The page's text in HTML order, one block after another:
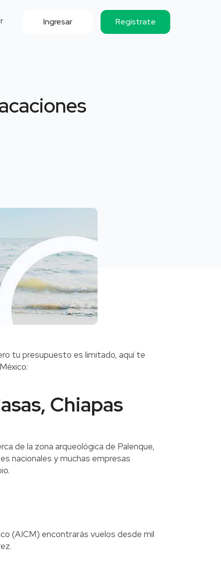
Ingresar Regístrate
tu presupuesto es limitado, aquí te
Chiapas
de la zona arqueológica de Palenque,
nacionales y muchas empresas
(AICM) encontrarás vuelos desde mil